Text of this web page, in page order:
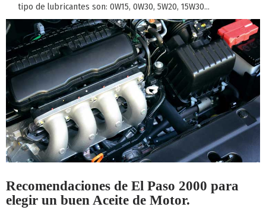
tipo de lubricantes son: 0W15, 0W30, 5W20, 15W30…
Recomendaciones de El Paso 2000 para
elegir un buen Aceite de Motor.